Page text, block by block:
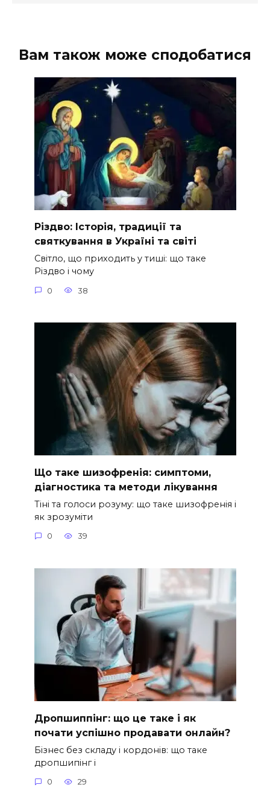
Вам також може сподобатися
Різдво: Історія, традиції та
святкування в Україні та світі
Світло, що приходить у тиші: що таке
Різдво і чому
0 38
Що таке шизофренія: симптоми,
діагностика та методи лікування
Тіні та голоси розуму: що таке шизофренія і
як зрозуміти
0 39
Дропшиппінг: що це таке і як
почати успішно продавати онлайн?
Бізнес без складу і кордонів: що таке
дропшипінг і
0 29